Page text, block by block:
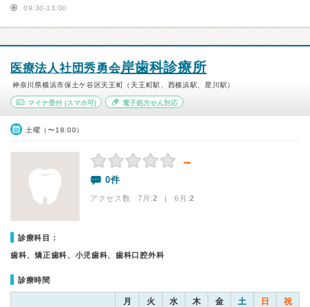
09:30-13:00
医療法人社団秀勇会岸歯科診療所
神奈川県横浜市保土ケ谷区天王町（天王町駅、西横浜駅、星川駅）
マイナ受付 (スマホ可) 電子処方せん対応
土曜（〜18:00）
－
0件
アクセス数 7月:2 | 6月:2
診療科目：
歯科、矯正歯科、小児歯科、歯科口腔外科
診療時間
月 火 水 木 金 土 日 祝